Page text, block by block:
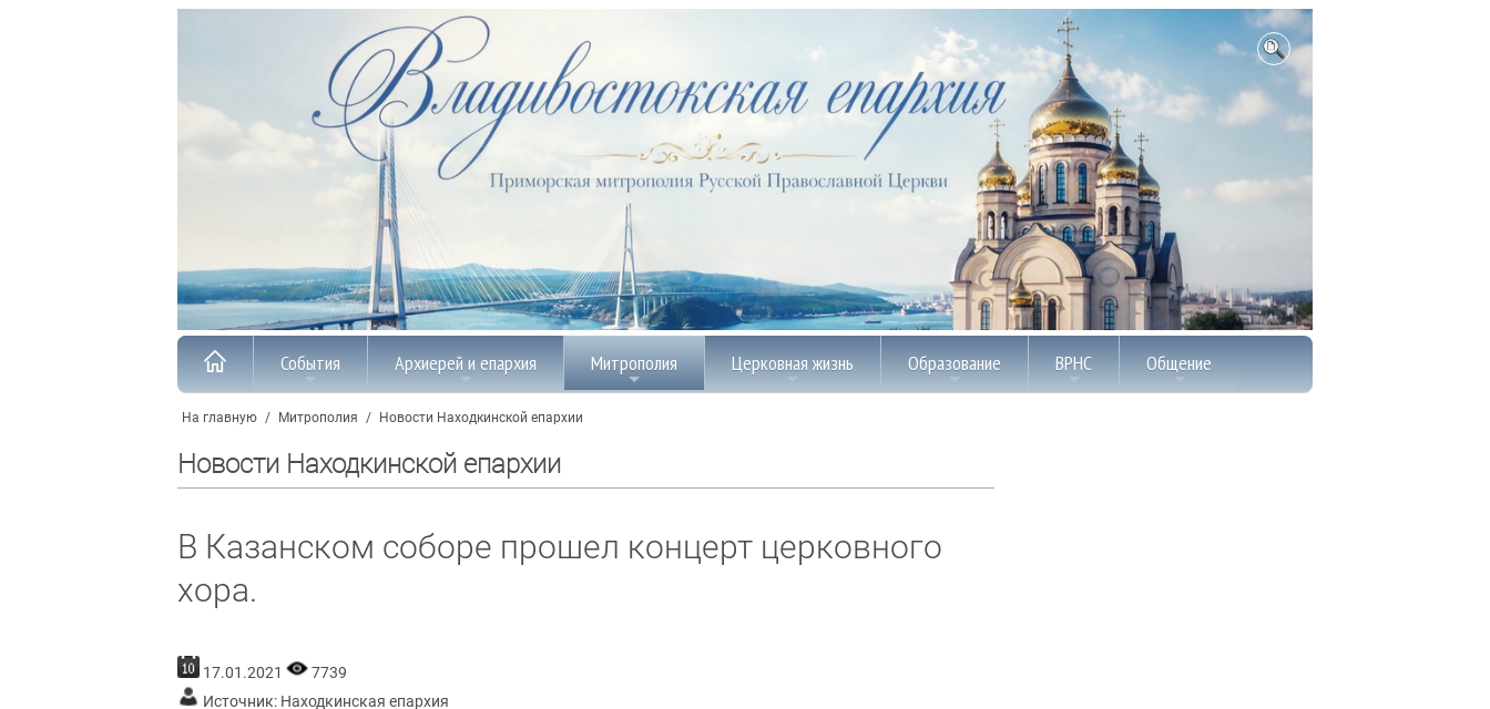
События Архиерей и епархия Митрополия Церковная жизнь Образование ВРНС Общение
На главную / Митрополия / Новости Находкинской епархии
Новости Находкинской епархии
В Казанском соборе прошел концерт церковного
хора.
17.01.2021
7739
Источник: Находкинская епархия